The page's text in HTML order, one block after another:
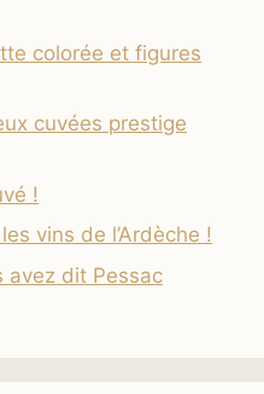
colorée et figures
cuvées prestige
!
vins de l’Ardèche !
avez dit Pessac